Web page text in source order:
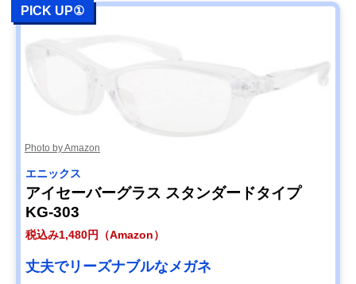
PICK UP①
Photo by Amazon
エニックス
アイセーバーグラス スタンダードタイプ
KG-303
税込み1,480円（Amazon）
丈夫でリーズナブルなメガネ